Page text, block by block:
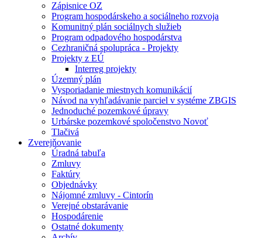
Zápisnice OZ
Program hospodárskeho a sociálneho rozvoja
Komunitný plán sociálnych služieb
Program odpadového hospodárstva
Cezhraničná spolupráca - Projekty
Projekty z EÚ
Interreg projekty
Územný plán
Vysporiadanie miestnych komunikácií
Návod na vyhľadávanie parciel v systéme ZBGIS
Jednoduché pozemkové úpravy
Urbárske pozemkové spoločenstvo Novoť
Tlačivá
Zverejňovanie
Úradná tabuľa
Zmluvy
Faktúry
Objednávky
Nájomné zmluvy - Cintorín
Verejné obstarávanie
Hospodárenie
Ostatné dokumenty